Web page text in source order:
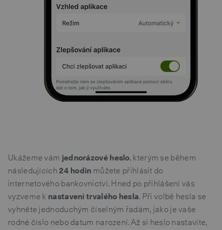
Ukážeme vám jednorázové heslo, kterým se během
následujících24 hodin můžete přihlásit do
internetového bankovnictví. Hned po přihlášení vás
vyzveme k nastavení trvalého hesla. Při volbě hesla se
vyhněte jednoduchým číselným řadám, jako je vaše
rodné číslo nebo datum narození. Až si heslo nastavíte,